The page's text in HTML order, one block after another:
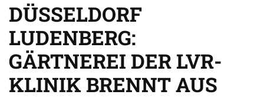
DÜSSELDORF
LUDENBERG:
GÄRTNEREI DER LVR-
KLINIK BRENNT AUS